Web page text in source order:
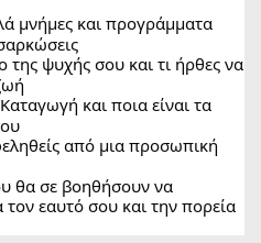
μνήμες και προγράμματα
της ψυχής σου και τι ήρθες να
και ποια είναι τα
από μια προσωπική
θα σε βοηθήσουν να
τον εαυτό σου και την πορεία